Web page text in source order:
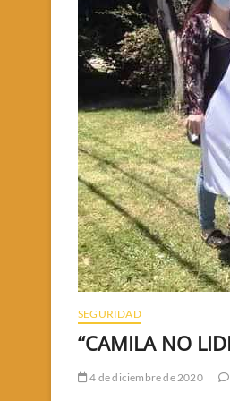
SEGURIDAD
“CAMILA NO
4 de diciembre de 2020